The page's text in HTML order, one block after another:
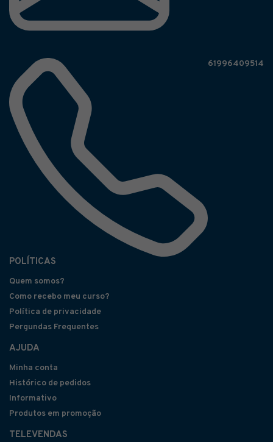
61996409514
POLÍTICAS
Quem somos?
Como recebo meu curso?
Política de privacidade
Pergundas Frequentes
AJUDA
Minha conta
Histórico de pedidos
Informativo
Produtos em promoção
TELEVENDAS